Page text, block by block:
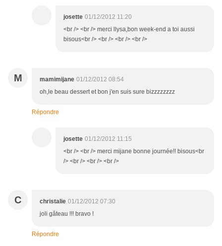
josette 01/12/2012 11:20
<br /> <br /> merci llysa,bon week-end a toi aussi
bisous<br /> <br /> <br /> <br />
M mamimijane 01/12/2012 08:54
oh,le beau dessert et bon j'en suis sure bizzzzzzzz
Répondre
josette 01/12/2012 11:15
<br /> <br /> merci mijane bonne journée!! bisous<br
/> <br /> <br /> <br />
C christalie 01/12/2012 07:30
joli gâteau !!! bravo !
Répondre